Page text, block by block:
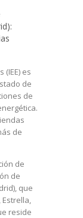
(IEE) es
de
de
de
de
de
que
reside